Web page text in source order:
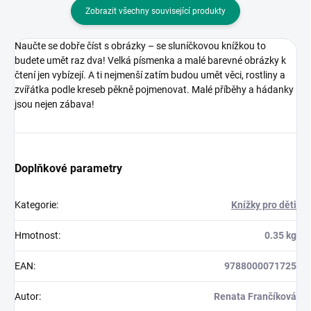
Zobrazit všechny související produkty
Naučte se dobře číst s obrázky – se sluníčkovou knížkou to
budete umět raz dva! Velká písmenka a malé barevné obrázky k
čtení jen vybízejí. A ti nejmenší zatím budou umět věci, rostliny a
zvířátka podle kreseb pěkně pojmenovat. Malé příběhy a hádanky
jsou nejen zábava!
Doplňkové parametry
Kategorie: Knížky pro děti
Hmotnost: 0.35 kg
EAN: 9788000071725
Autor: Renata Frančíková